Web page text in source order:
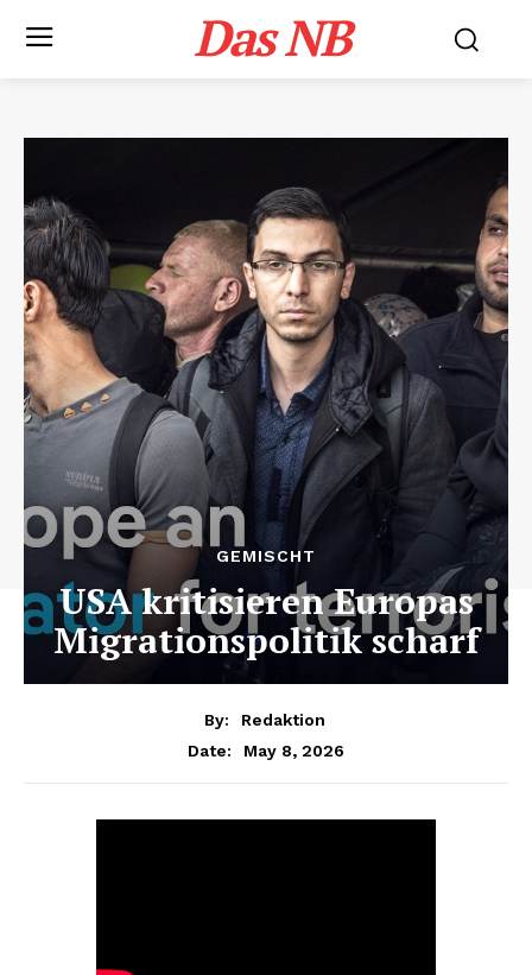
Das NB
GEMISCHT
USA kritisieren Europas
Migrationspolitik scharf
By:
Redaktion
Date:
May 8, 2026